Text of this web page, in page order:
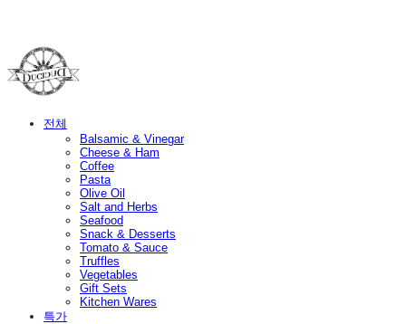
전체
Balsamic & Vinegar
Cheese & Ham
Coffee
Pasta
Olive Oil
Salt and Herbs
Seafood
Snack & Desserts
Tomato & Sauce
Truffles
Vegetables
Gift Sets
Kitchen Wares
특가